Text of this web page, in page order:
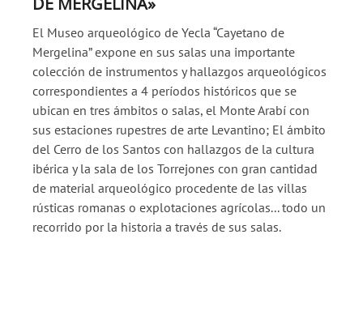
El Museo arqueológico de Yecla “Cayetano de
Mergelina” expone en sus salas una importante
colección de instrumentos y hallazgos arqueológicos
correspondientes a 4 períodos históricos que se
ubican en tres ámbitos o salas, el Monte Arabí con
sus estaciones rupestres de arte Levantino; El ámbito
del Cerro de los Santos con hallazgos de la cultura
ibérica y la sala de los Torrejones con gran cantidad
de material arqueológico procedente de las villas
rústicas romanas o explotaciones agrícolas... todo un
recorrido por la historia a través de sus salas.